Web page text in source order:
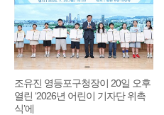
조유진 영등포구청장이 20일 오후
열린 ‘2026년 어린이 기자단 위촉
식’에